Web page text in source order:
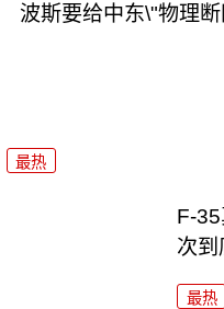
波斯要给中东\"物理
最热
F-
次到
最热